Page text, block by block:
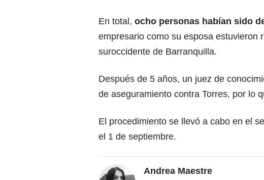
En total, ocho personas habían sido
empresario como su esposa estuvieron
suroccidente de Barranquilla.
Después de 5 años, un juez de
de aseguramiento contra Torres, por lo
El procedimiento se llevó a cabo en el
el 1 de septiembre.
Andrea Maestre